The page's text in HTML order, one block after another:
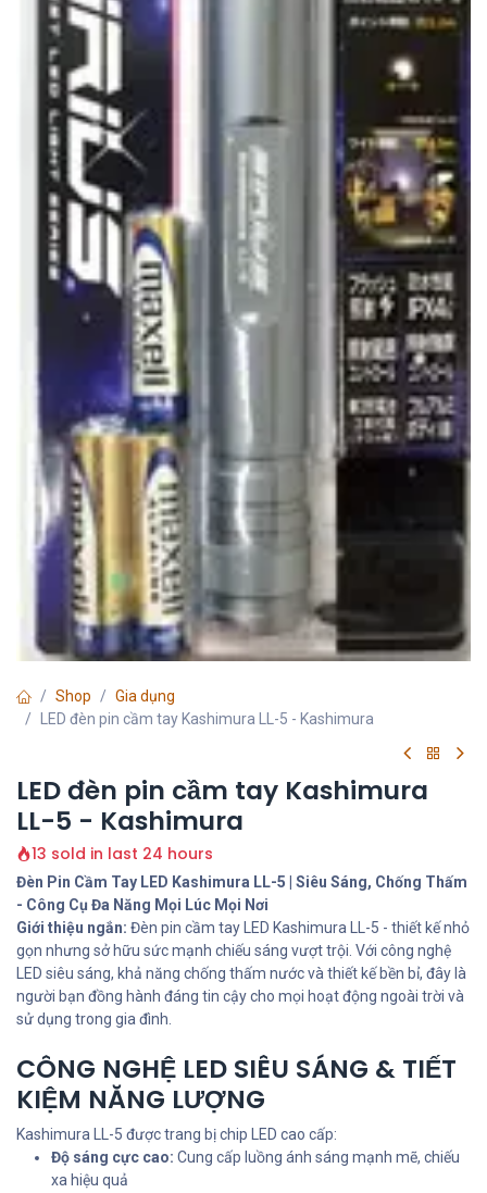
Shop
Gia dụng
LED đèn pin cầm tay Kashimura LL-5 - Kashimura
LED đèn pin cầm tay Kashimura
LL-5 - Kashimura
13 sold in last 24 hours
Đèn Pin Cầm Tay LED Kashimura LL-5 | Siêu Sáng, Chống Thấm
- Công Cụ Đa Năng Mọi Lúc Mọi Nơi
Giới thiệu ngắn: Đèn pin cầm tay LED Kashimura LL-5 - thiết kế nhỏ
gọn nhưng sở hữu sức mạnh chiếu sáng vượt trội. Với công nghệ
LED siêu sáng, khả năng chống thấm nước và thiết kế bền bỉ, đây là
người bạn đồng hành đáng tin cậy cho mọi hoạt động ngoài trời và
sử dụng trong gia đình.
CÔNG NGHỆ LED SIÊU SÁNG & TIẾT
KIỆM NĂNG LƯỢNG
Kashimura LL-5 được trang bị chip LED cao cấp:
Độ sáng cực cao: Cung cấp luồng ánh sáng mạnh mẽ, chiếu
xa hiệu quả